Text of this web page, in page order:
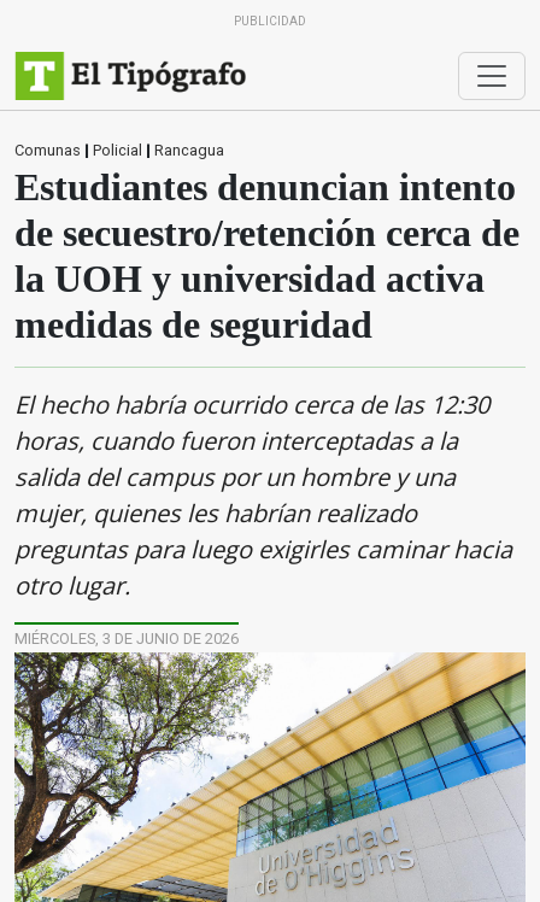
PUBLICIDAD
Comunas | Policial | Rancagua
Estudiantes denuncian intento
de secuestro/retención cerca de
la UOH y universidad activa
medidas de seguridad
El hecho habría ocurrido cerca de las 12:30
horas, cuando fueron interceptadas a la
salida del campus por un hombre y una
mujer, quienes les habrían realizado
preguntas para luego exigirles caminar hacia
otro lugar.
MIÉRCOLES, 3 DE JUNIO DE 2026